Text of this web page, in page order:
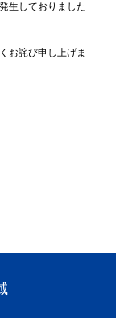
生しておりました
お詫び申し上げま